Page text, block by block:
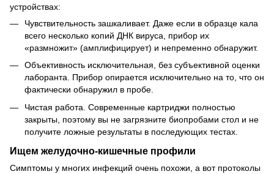
устройствах:
Чувствительность зашкаливает. Даже если в образце кала
всего несколько копий ДНК вируса, прибор их
«размножит» (амплифицирует) и непременно обнаружит.
Объективность исключительная, без субъективной оценки
лаборанта. Прибор опирается исключительно на то, что он
фактически обнаружил в пробе.
Чистая работа. Современные картриджи полностью
закрыты, поэтому вы не загрязните биопробами стол и не
получите ложные результаты в последующих тестах.
Ищем желудочно-кишечные профили
Симптомы у многих инфекций очень похожи, а вот протоколы